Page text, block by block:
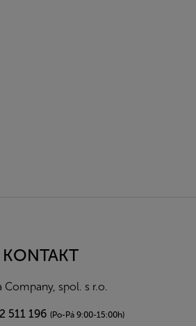
KONTAKT
Company, spol. s r.o.
511 196 (Po-Pá 9:00-15:00h)